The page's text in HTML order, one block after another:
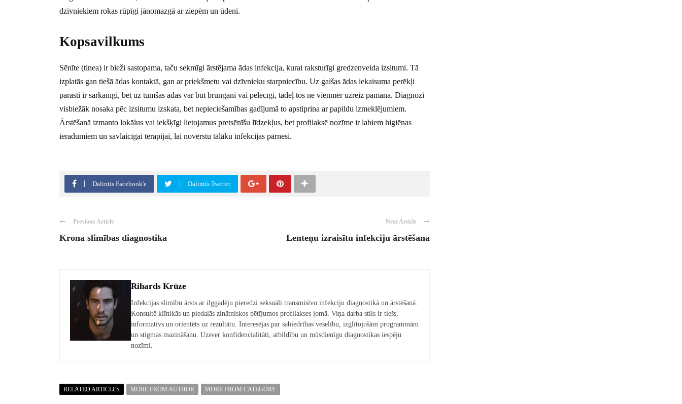
dzīvniekiem rokas rūpīgi jānomazgā ar ziepēm un ūdeni.
Kopsavilkums
Sēnīte (tinea) ir bieži sastopama, taču sekmīgi ārstējama ādas infekcija, kurai raksturīgi gredzenveida izsitumi. Tā
izplatās gan tiešā ādas kontaktā, gan ar priekšmetu vai dzīvnieku starpniecību. Uz gaišas ādas iekaisuma perēkļi
parasti ir sarkanīgi, bet uz tumšas ādas var būt brūngani vai pelēcīgi, tādēļ tos ne vienmēr uzreiz pamana. Diagnozi
visbiežāk nosaka pēc izsitumu izskata, bet nepieciešamības gadījumā to apstiprina ar papildu izmeklējumiem.
Ārstēšanā izmanto lokālus vai iekšķīgi lietojamus pretsēnīšu līdzekļus, bet profilaksē nozīme ir labiem higiēnas
ieradumiem un savlaicīgai terapijai, lai novērstu tālāku infekcijas pārnesi.
Dalintis Facebook'e Dalintis Twitter
Previous Article
Krona slimības diagnostika
Next Article
Lenteņu izraisītu infekciju ārstēšana
Rihards Krūze
Infekcijas slimību ārsts ar ilggadēju pieredzi seksuāli transmisīvo infekciju diagnostikā un ārstēšanā.
Konsultē klīnikās un piedalās zinātniskos pētījumos profilakses jomā. Viņa darba stils ir tiešs,
informatīvs un orientēts uz rezultātu. Interesējas par sabiedrības veselību, izglītojošām programmām
un stigmas mazināšanu. Uzsver konfidencialitāti, atbildību un mūsdienīgu diagnostikas iespēju
nozīmi.
RELATED ARTICLES MORE FROM AUTHOR MORE FROM CATEGORY